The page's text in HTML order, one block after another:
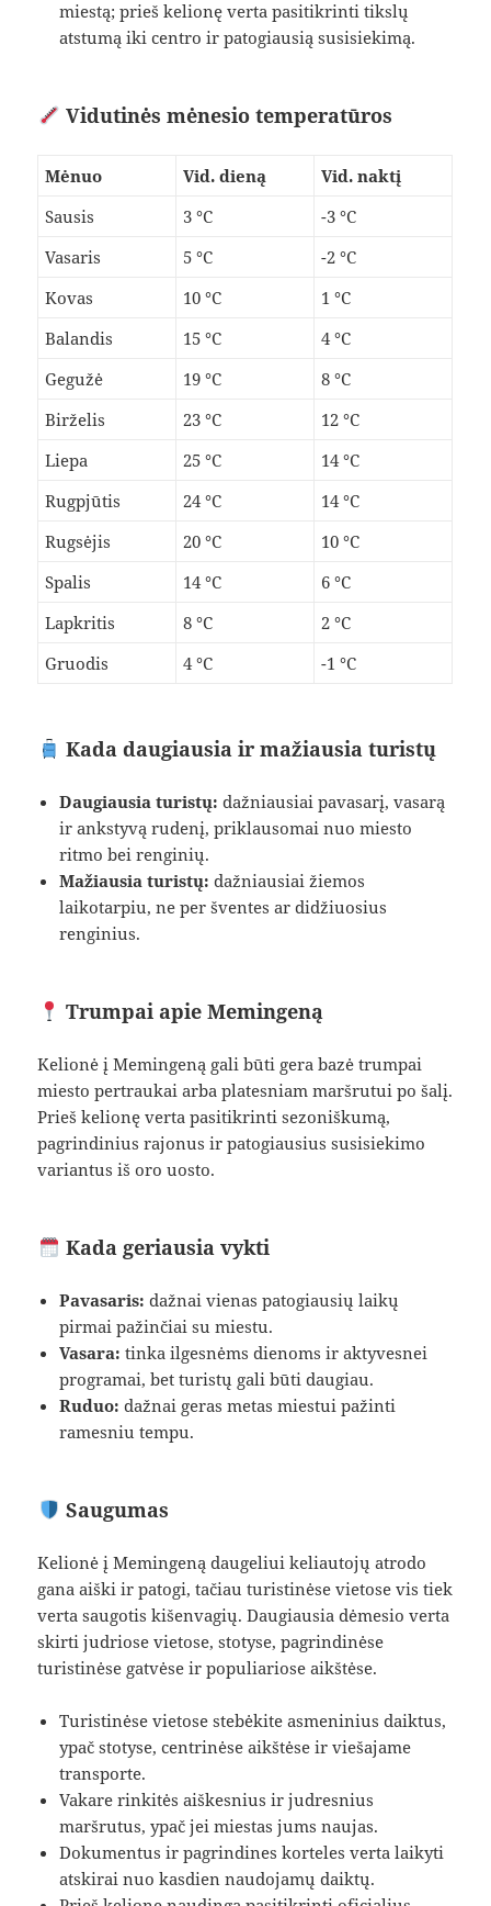
miestą; prieš kelionę verta pasitikrinti tikslų
atstumą iki centro ir patogiausią susisiekimą.
Vidutinės mėnesio temperatūros
Mėnuo Vid. dieną
Vid. naktį
Sausis
3 °C
-3 °C
Vasaris
5 °C
-2 °C
Kovas
10 °C
1 °C
Balandis
15 °C
4 °C
Gegužė
19 °C
8 °C
Birželis
23 °C
12 °C
Liepa
25 °C
14 °C
Rugpjūtis
24 °C
14 °C
Rugsėjis
20 °C
10 °C
Spalis
14 °C
6 °C
Lapkritis
8 °C
2 °C
Gruodis
4 °C -1 °C
Kada daugiausia ir mažiausia turistų
Daugiausia turistų: dažniausiai pavasarį, vasarą
ir ankstyvą rudenį, priklausomai nuo miesto
ritmo bei renginių.
Mažiausia turistų: dažniausiai žiemos
laikotarpiu, ne per šventes ar didžiuosius
renginius.
Trumpai apie Memingeną
Kelionė į Memingeną gali būti gera bazė trumpai
miesto pertraukai arba platesniam maršrutui po šalį.
Prieš kelionę verta pasitikrinti sezoniškumą,
pagrindinius rajonus ir patogiausius susisiekimo
variantus iš oro uosto.
Kada geriausia vykti
Pavasaris: dažnai vienas patogiausių laikų
pirmai pažinčiai su miestu.
Vasara: tinka ilgesnėms dienoms ir aktyvesnei
programai, bet turistų gali būti daugiau.
Ruduo: dažnai geras metas miestui pažinti
ramesniu tempu.
Saugumas
Kelionė į Memingeną daugeliui keliautojų atrodo
gana aiški ir patogi, tačiau turistinėse vietose vis tiek
verta saugotis kišenvagių. Daugiausia dėmesio verta
skirti judriose vietose, stotyse, pagrindinėse
turistinėse gatvėse ir populiariose aikštėse.
Turistinėse vietose stebėkite asmeninius daiktus,
ypač stotyse, centrinėse aikštėse ir viešajame
transporte.
Vakare rinkitės aiškesnius ir judresnius
maršrutus, ypač jei miestas jums naujas.
Dokumentus ir pagrindines korteles verta laikyti
atskirai nuo kasdien naudojamų daiktų.